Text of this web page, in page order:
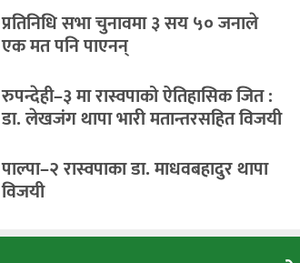
प्रतिनिधि सभा चुनावमा ३ सय ५० जनाले
एक मत पनि पाएनन्
रुपन्देही–३ मा रास्वपाको ऐतिहासिक जित :
डा. लेखजंग थापा भारी मतान्तरसहित विजयी
पाल्पा–२ रास्वपाका डा. माधवबहादुर थापा
विजयी